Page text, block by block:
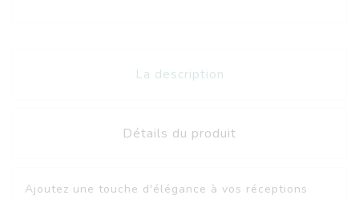
La description
Détails du produit
Ajoutez une touche d'élégance à vos réceptions